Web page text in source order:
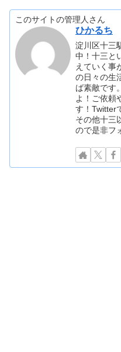
このサイトの管理人さん
ひかるち
淀川区十三
中！十三と
えていく事
の日々の生
ば素敵です
よ！ご依頼
す！Twitter
その他十三
ので是非フ